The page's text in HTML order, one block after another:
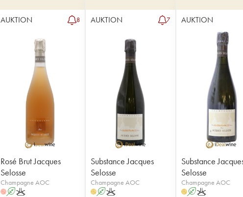
AUKTION 8
Rosé Brut Jacques
Selosse
Champagne AOC
HAK
AUKTION 7
Substance Jacques
Selosse
Champagne AOC
H AK
AUKTION
Substance
Selosse
Champagne AOC
H AK